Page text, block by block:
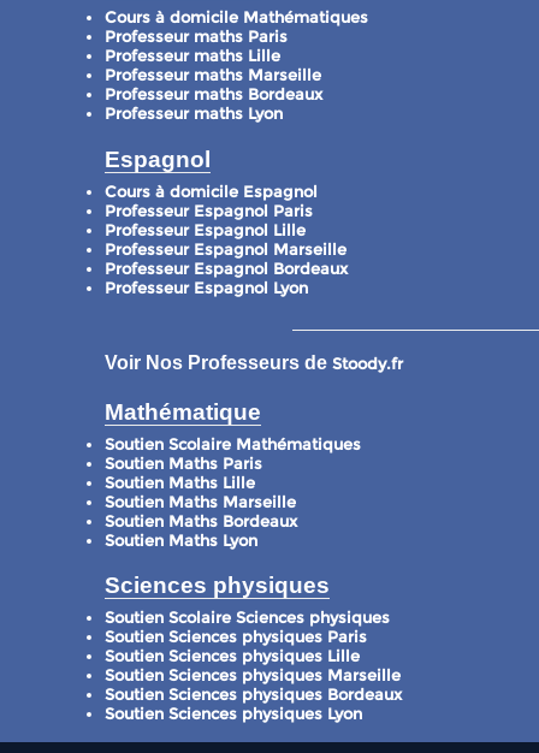
Cours à domicile Mathématiques
Professeur maths Paris
Professeur maths Lille
Professeur maths Marseille
Professeur maths Bordeaux
Professeur maths Lyon
Espagnol
Cours à domicile Espagnol
Professeur Espagnol Paris
Professeur Espagnol Lille
Professeur Espagnol Marseille
Professeur Espagnol Bordeaux
Professeur Espagnol Lyon
Voir Nos Professeurs de Stoody.fr
Mathématique
Soutien Scolaire Mathématiques
Soutien Maths Paris
Soutien Maths Lille
Soutien Maths Marseille
Soutien Maths Bordeaux
Soutien Maths Lyon
Sciences physiques
Soutien Scolaire Sciences physiques
Soutien Sciences physiques Paris
Soutien Sciences physiques Lille
Soutien Sciences physiques Marseille
Soutien Sciences physiques Bordeaux
Soutien Sciences physiques Lyon